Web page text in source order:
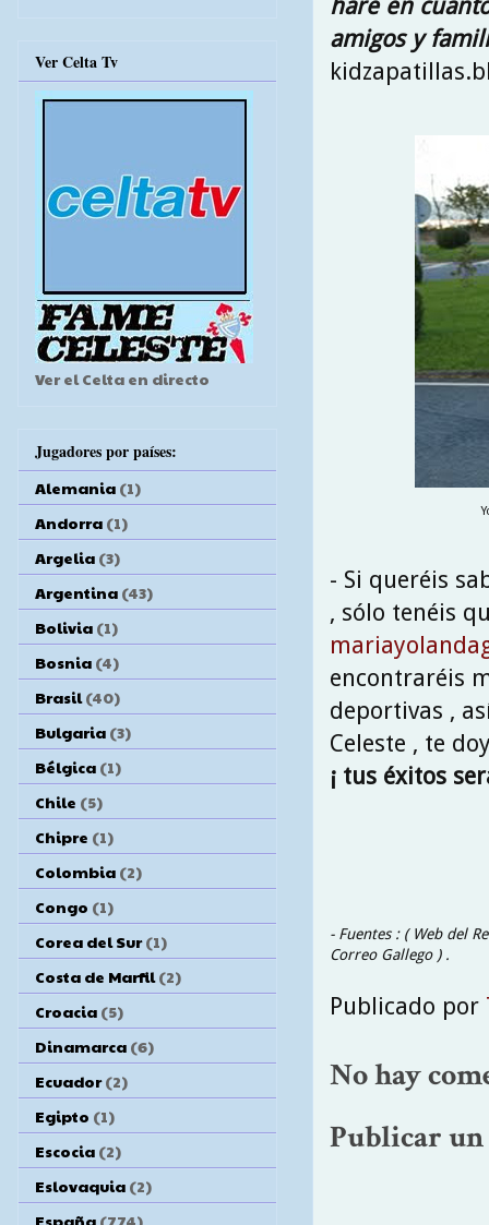
haré en
amigos y
- Si queréis
, sólo tenéis
encontraréis
deportivas ,
Celeste , te
¡ tus éxitos
- Fuentes : ( Web del
Correo Gallego ) .
Publicado por
No hay
Publicar
Ver Celta Tv
Ver el Celta en directo
Jugadores por países:
Alemania (1)
Andorra (1)
Argelia (3)
Argentina (43)
Bolivia (1)
Bosnia (4)
Brasil (40)
Bulgaria (3)
Bélgica (1)
Chile (5)
Chipre (1)
Colombia (2)
Congo (1)
Corea del Sur (1)
Costa de Marfil (2)
Croacia (5)
Dinamarca (6)
Ecuador (2)
Egipto (1)
Escocia (2)
Eslovaquia (2)
España (774)